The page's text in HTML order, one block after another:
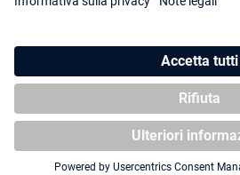
Shipping
Blog
spese di spedizione, se non